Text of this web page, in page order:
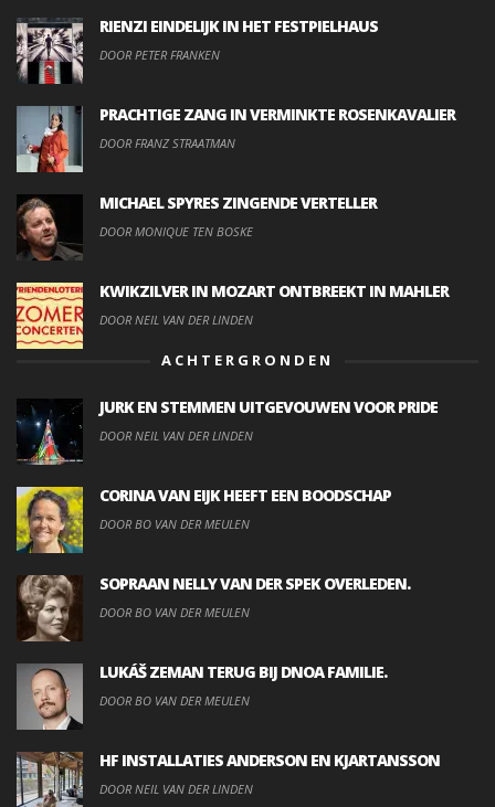
RIENZI EINDELIJK IN HET FESTPIELHAUS
DOOR PETER FRANKEN
PRACHTIGE ZANG IN VERMINKTE ROSENKAVALIER
DOOR FRANZ STRAATMAN
MICHAEL SPYRES ZINGENDE VERTELLER
DOOR MONIQUE TEN BOSKE
KWIKZILVER IN MOZART ONTBREEKT IN MAHLER
DOOR NEIL VAN DER LINDEN
ACHTERGRONDEN
JURK EN STEMMEN UITGEVOUWEN VOOR PRIDE
DOOR NEIL VAN DER LINDEN
CORINA VAN EIJK HEEFT EEN BOODSCHAP
DOOR BO VAN DER MEULEN
SOPRAAN NELLY VAN DER SPEK OVERLEDEN.
DOOR BO VAN DER MEULEN
LUKÁŠ ZEMAN TERUG BIJ DNOA FAMILIE.
DOOR BO VAN DER MEULEN
HF INSTALLATIES ANDERSON EN KJARTANSSON
DOOR NEIL VAN DER LINDEN